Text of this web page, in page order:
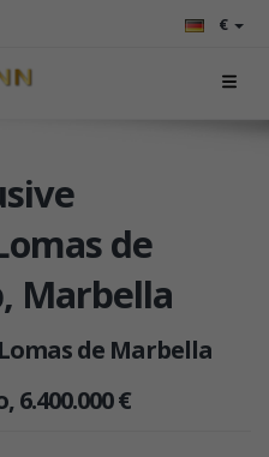
€
de
Marbella
de Marbella
€